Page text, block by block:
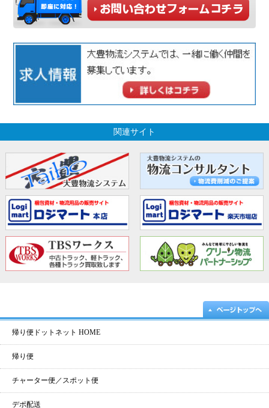
関連サイト
帰り便ドットネット HOME
帰り便
チャーター便／スポット便
デポ配送